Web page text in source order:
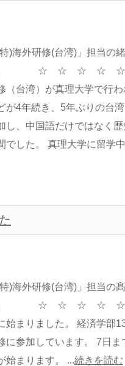
特)海外研修(台湾)」担当の
☆ ☆ ☆ ☆ ☆ 2024年
（台湾）が真理大学で行
が4年続き、5年ぶりの台
し、中国語だけではなく
でした。 真理大学に留学
特)海外研修(台湾)」担当の
☆ ☆ ☆ ☆ ☆ 3月4日
始まりました。 経済学部
に参加しています。 7日
始まります。 ...続きを読む